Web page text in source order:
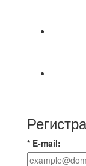
* E-mail: